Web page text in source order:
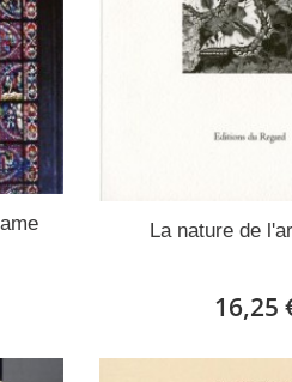
La nature de
16,25